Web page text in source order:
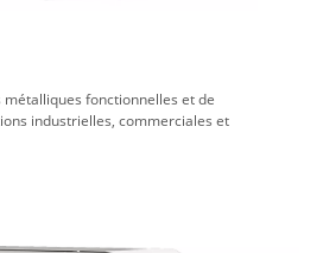
fonctionnelles et de
industrielles, commerciales et